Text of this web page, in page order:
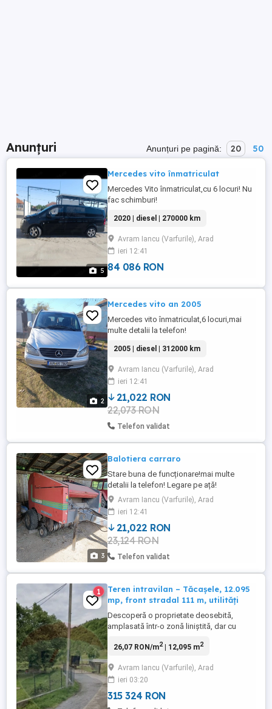
Anunțuri Anunțuri pe pagină: 20 50
5
Mercedes vito înmatriculat
Mercedes Vito înmatriculat,cu 6 locuri! Nu
fac schimburi!
2020 | diesel | 270000 km
Avram Iancu (Varfurile), Arad
ieri 12:41
84 086 RON
2
Mercedes vito an 2005
Mercedes vito înmatriculat,6 locuri,mai
multe detalii la telefon!
2005 | diesel | 312000 km
Avram Iancu (Varfurile), Arad
ieri 12:41
21,022 RON
22,073 RON
Telefon validat
3
Balotiera carraro
Stare buna de funcționare!mai multe
detalii la telefon! Legare pe ață!
Avram Iancu (Varfurile), Arad
ieri 12:41
21,022 RON
23,124 RON
Telefon validat
1
Teren intravilan – Tăcașele, 12.095
mp, front stradal 111 m, utilități
Descoperă o proprietate deosebită,
amplasată într-o zonă liniștită, dar cu
12.095 mp Front stradal: 111 m Utilități:
teren trece un pârâu pitoresc, iar în spate
se întinde o pădure – decorul ideal pentru
relaxare și aer curat Destinație: ...
26,07 RON/m2| 12,095 m2
Avram Iancu (Varfurile), Arad
ieri 03:20
315 324 RON